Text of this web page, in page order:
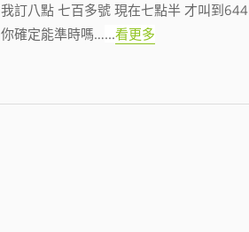
我訂八點 七百多號 現在七點半 才叫到644
你確定能準時嗎…...看更多